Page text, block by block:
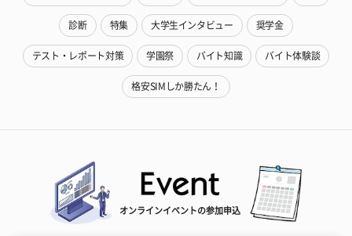
診断 特集 大学生インタビュー 奨学金
テスト・レポート対策 学園祭 バイト知識 バイト体験談
格安SIMしか勝たん！
オンラインイベントの参加申込